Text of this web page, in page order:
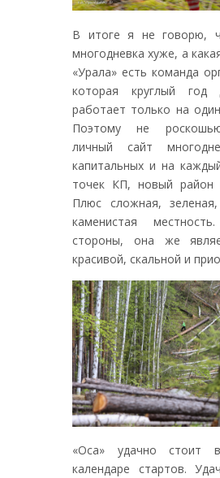
В итоге я не говорю,
многодневка хуже, а
«Урала» есть команда
которая круглый
работает только на
Поэтому не
личный сайт
капитальных и на
точек КП, новый район
Плюс сложная,
каменистая
стороны, она же
красивой, скальной и
«Оса» удачно стоит
календаре стартов.